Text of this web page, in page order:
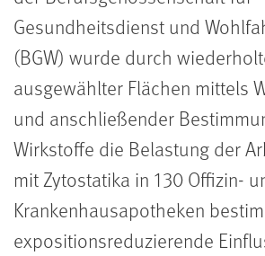
Gesundheitsdienst und
(BGW) wurde durch
ausgewählter Flächen mittels
und anschließender
Wirkstoffe die Belastung der
mit Zytostatika in 130 Offizin-
Krankenhausapotheken
expositionsreduzierende